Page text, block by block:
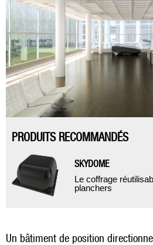
PRODUITS RECOMMANDÉS
SKYDOME
Le coffrage
planchers
Un bâtiment de position